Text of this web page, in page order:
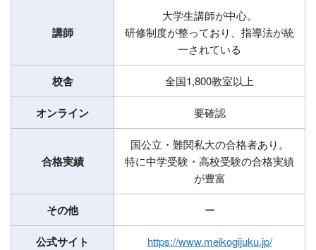
講師
大学生講師が中心。
研修制度が整っており、指導法が統
一されている
校舎 全国1,800教室以上
オンライン 要確認
合格実績
国公立・難関私大の合格者あり。
特に中学受験・高校受験の合格実績
が豊富
その他 ー
公式サイト https://www.meikogijuku.jp/